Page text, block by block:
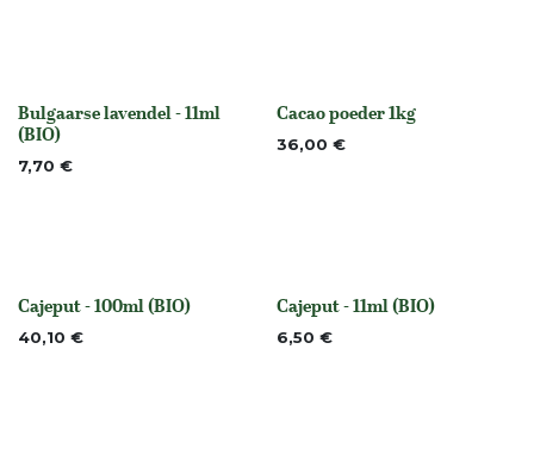
None
Bulgaarse lavendel - 11ml
(BIO)
7,70 €
None
Cacao poeder 1kg
36,00 €
None
Cajeput - 100ml (BIO)
40,10 € None
Cajeput - 11ml (BIO)
6,50 €